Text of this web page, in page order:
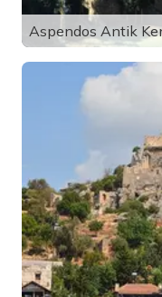
Aspendos Antik